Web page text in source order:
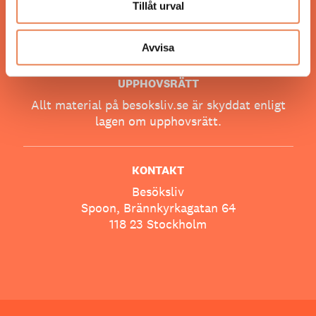
Tillåt urval
Avvisa
ANSVARIG UTGIVARE
Jonas Siljhammar
UPPHOVSRÄTT
Allt material på besoksliv.se är skyddat enligt
lagen om upphovsrätt.
KONTAKT
Besöksliv
Spoon, Brännkyrkagatan 64
118 23 Stockholm